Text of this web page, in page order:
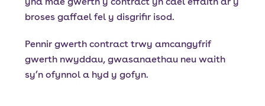
broses gaffael fel y disgrifir isod.
Pennir gwerth contract trwy amcangyfrif
gwerth nwyddau, gwasanaethau neu waith
sy’n ofynnol a hyd y gofyn.